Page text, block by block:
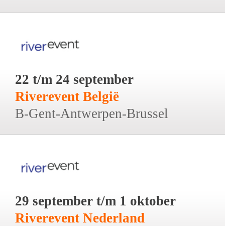
22 t/m 24 september
Riverevent België
B-Gent-Antwerpen-Brussel
29 september t/m 1 oktober
Riverevent Nederland